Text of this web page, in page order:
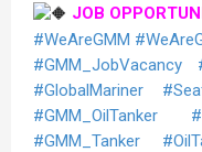
JOB
#WeAreGMM
#GMM_JobVacancy
#GlobalMariner
#GMM_OilTanker
#GMM_Tanker